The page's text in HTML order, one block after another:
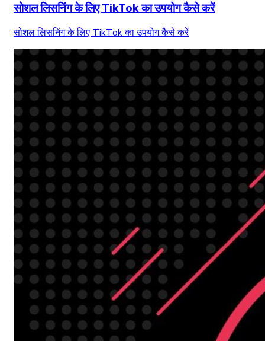
सोशल लिसनिंग के लिए TikTok का उपयोग कैसे करें
सोशल लिसनिंग के लिए TikTok का उपयोग कैसे करें